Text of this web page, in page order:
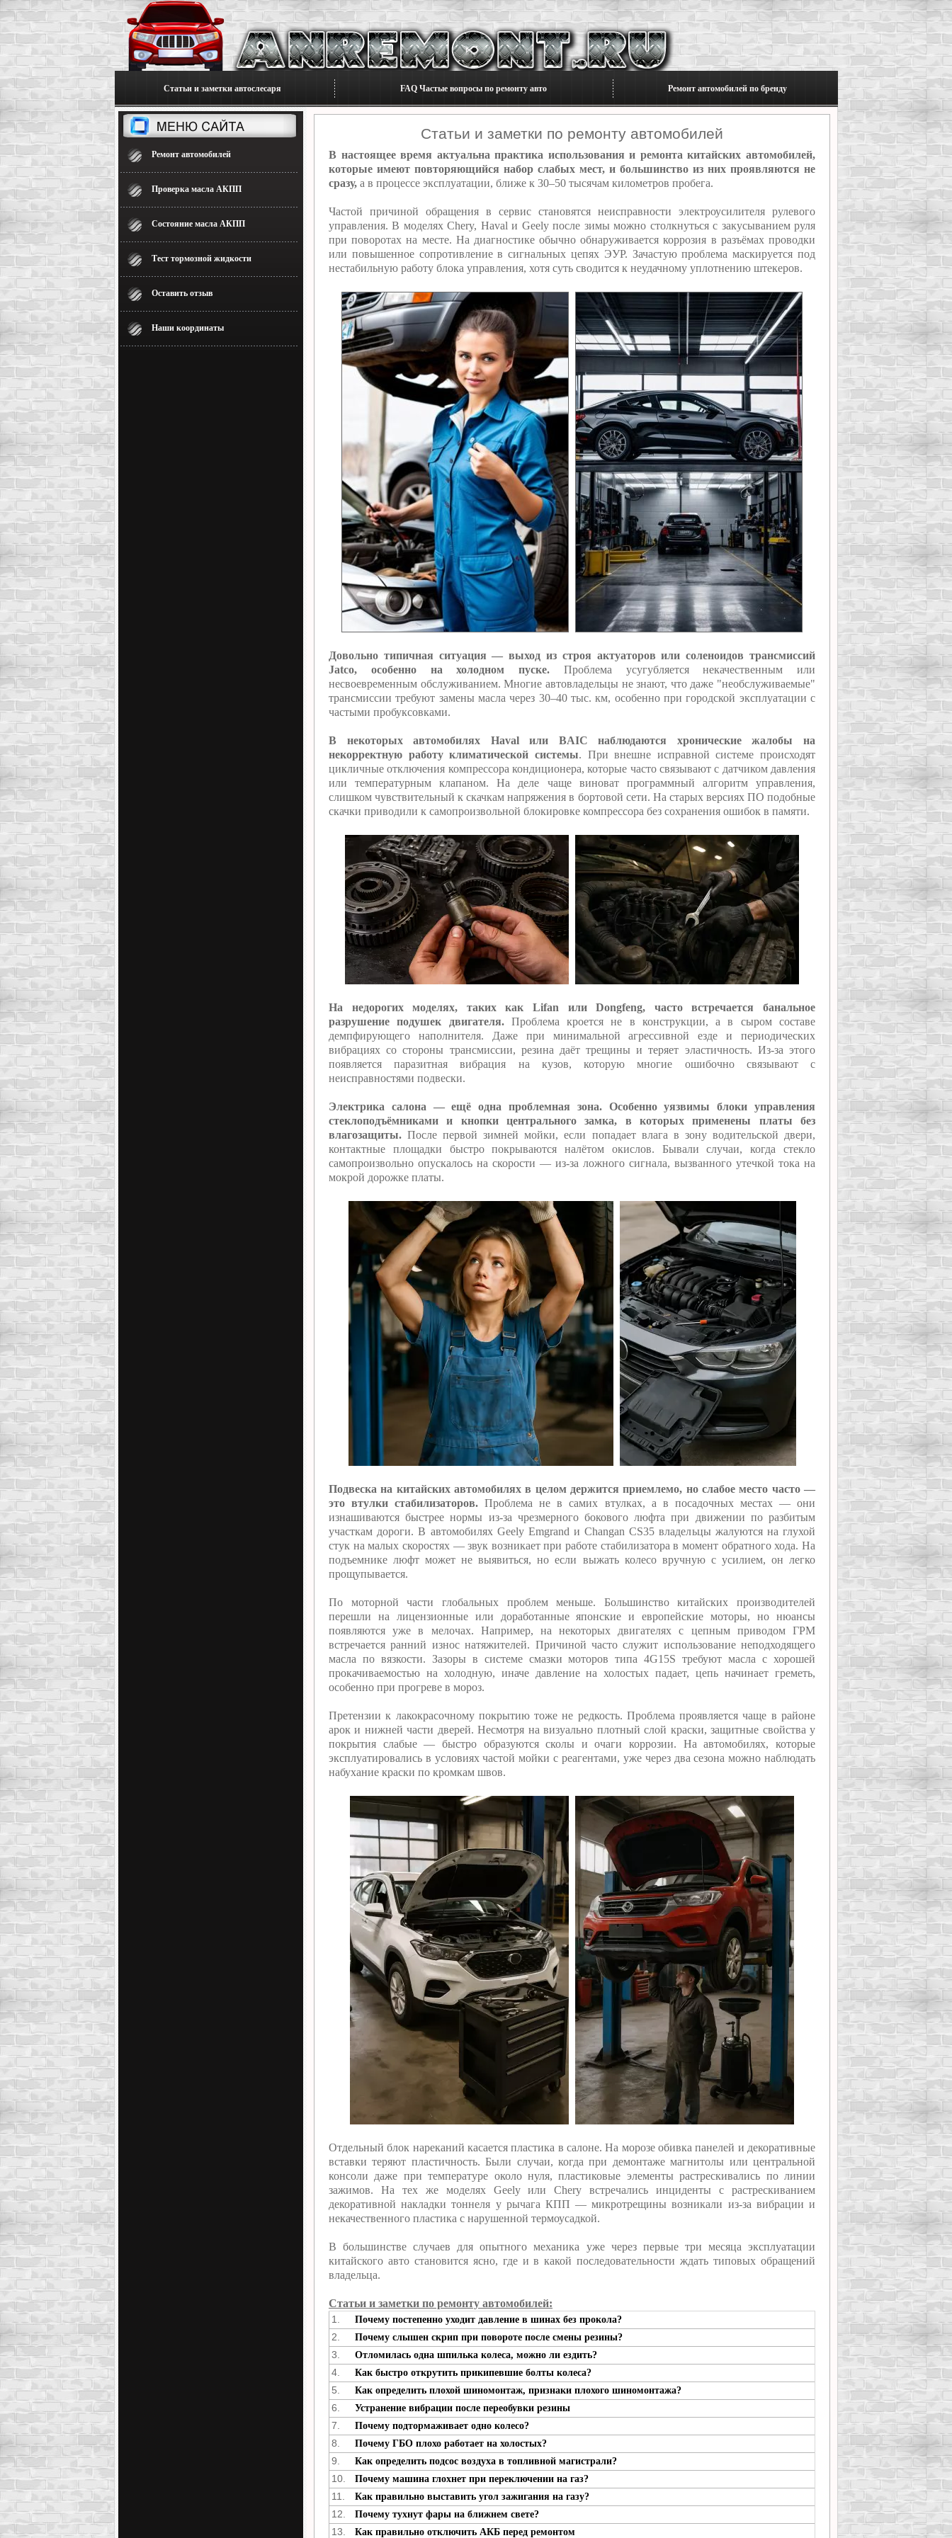
Статьи и заметки автослесаря FAQ Частые вопросы по ремонту авто Ремонт автомобилей по бренду
Ремонт автомобилей
Проверка масла АКПП
Состояние масла АКПП
Тест тормозной жидкости
Оставить отзыв
Наши координаты
Статьи и заметки по ремонту автомобилей
В настоящее время актуальна практика использования и ремонта китайских автомобилей,
которые имеют повторяющийся набор слабых мест, и большинство из них проявляются не
сразу, а в процессе эксплуатации, ближе к 30–50 тысячам километров пробега.
Частой причиной обращения в сервис становятся неисправности электроусилителя рулевого
управления. В моделях Chery, Haval и Geely после зимы можно столкнуться с закусыванием руля
при поворотах на месте. На диагностике обычно обнаруживается коррозия в разъёмах проводки
или повышенное сопротивление в сигнальных цепях ЭУР. Зачастую проблема маскируется под
нестабильную работу блока управления, хотя суть сводится к неудачному уплотнению штекеров.
Довольно типичная ситуация — выход из строя актуаторов или соленоидов трансмиссий
Jatco, особенно на холодном пуске. Проблема усугубляется некачественным или
несвоевременным обслуживанием. Многие автовладельцы не знают, что даже "необслуживаемые"
трансмиссии требуют замены масла через 30–40 тыс. км, особенно при городской эксплуатации с
частыми пробуксовками.
В некоторых автомобилях Haval или BAIC наблюдаются хронические жалобы на
некорректную работу климатической системы. При внешне исправной системе происходят
цикличные отключения компрессора кондиционера, которые часто связывают с датчиком давления
или температурным клапаном. На деле чаще виноват программный алгоритм управления,
слишком чувствительный к скачкам напряжения в бортовой сети. На старых версиях ПО подобные
скачки приводили к самопроизвольной блокировке компрессора без сохранения ошибок в памяти.
На недорогих моделях, таких как Lifan или Dongfeng, часто встречается банальное
разрушение подушек двигателя.Проблема кроется не в конструкции, а в сыром составе
демпфирующего наполнителя. Даже при минимальной агрессивной езде и периодических
вибрациях со стороны трансмиссии, резина даёт трещины и теряет эластичность. Из-за этого
появляется паразитная вибрация на кузов, которую многие ошибочно связывают с
неисправностями подвески.
Электрика салона — ещё одна проблемная зона. Особенно уязвимы блоки управления
стеклоподъёмниками и кнопки центрального замка, в которых применены платы без
влагозащиты. После первой зимней мойки, если попадает влага в зону водительской двери,
контактные площадки быстро покрываются налётом окислов. Бывали случаи, когда стекло
самопроизвольно опускалось на скорости — из-за ложного сигнала, вызванного утечкой тока на
мокрой дорожке платы.
Подвеска на китайских автомобилях в целом держится приемлемо, но слабое место часто —
это втулки стабилизаторов. Проблема не в самих втулках, а в посадочных местах — они
изнашиваются быстрее нормы из-за чрезмерного бокового люфта при движении по разбитым
участкам дороги. В автомобилях Geely Emgrand и Changan CS35 владельцы жалуются на глухой
стук на малых скоростях — звук возникает при работе стабилизатора в момент обратного хода. На
подъемнике люфт может не выявиться, но если выжать колесо вручную с усилием, он легко
прощупывается.
По моторной части глобальных проблем меньше. Большинство китайских производителей
перешли на лицензионные или доработанные японские и европейские моторы, но нюансы
появляются уже в мелочах. Например, на некоторых двигателях с цепным приводом ГРМ
встречается ранний износ натяжителей. Причиной часто служит использование неподходящего
масла по вязкости. Зазоры в системе смазки моторов типа 4G15S требуют масла с хорошей
прокачиваемостью на холодную, иначе давление на холостых падает, цепь начинает греметь,
особенно при прогреве в мороз.
Претензии к лакокрасочному покрытию тоже не редкость. Проблема проявляется чаще в районе
арок и нижней части дверей. Несмотря на визуально плотный слой краски, защитные свойства у
покрытия слабые — быстро образуются сколы и очаги коррозии. На автомобилях, которые
эксплуатировались в условиях частой мойки с реагентами, уже через два сезона можно наблюдать
набухание краски по кромкам швов.
Отдельный блок нареканий касается пластика в салоне. На морозе обивка панелей и декоративные
вставки теряют пластичность. Были случаи, когда при демонтаже магнитолы или центральной
консоли даже при температуре около нуля, пластиковые элементы растрескивались по линии
зажимов. На тех же моделях Geely или Chery встречались инциденты с растрескиванием
декоративной накладки тоннеля у рычага КПП — микротрещины возникали из-за вибрации и
некачественного пластика с нарушенной термоусадкой.
В большинстве случаев для опытного механика уже через первые три месяца эксплуатации
китайского авто становится ясно, где и в какой последовательности ждать типовых обращений
владельца.
Статьи и заметки по ремонту автомобилей:
1. Почему постепенно уходит давление в шинах без прокола?
2. Почему слышен скрип при повороте после смены резины?
3. Отломилась одна шпилька колеса, можно ли ездить?
4. Как быстро открутить прикипевшие болты колеса?
5. Как определить плохой шиномонтаж, признаки плохого шиномонтажа?
6. Устранение вибрации после переобувки резины
7. Почему подтормаживает одно колесо?
8. Почему ГБО плохо работает на холостых?
9. Как определить подсос воздуха в топливной магистрали?
10. Почему машина глохнет при переключении на газ?
11. Как правильно выставить угол зажигания на газу?
12. Почему тухнут фары на ближнем свете?
13. Как правильно отключить АКБ перед ремонтом